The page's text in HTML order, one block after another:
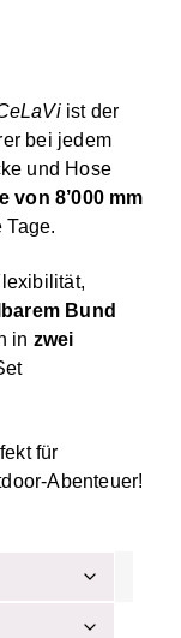
ist der
bei jedem
und Hose
von 8’000 mm
Tage.
Bund
in zwei
für
Abenteuer!